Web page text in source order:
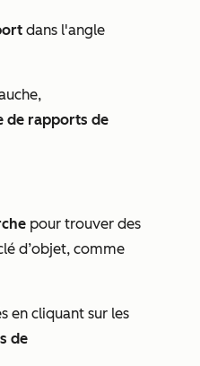
dans l'angle
de rapports de
pour trouver des
d’objet, comme
en cliquant sur les
de